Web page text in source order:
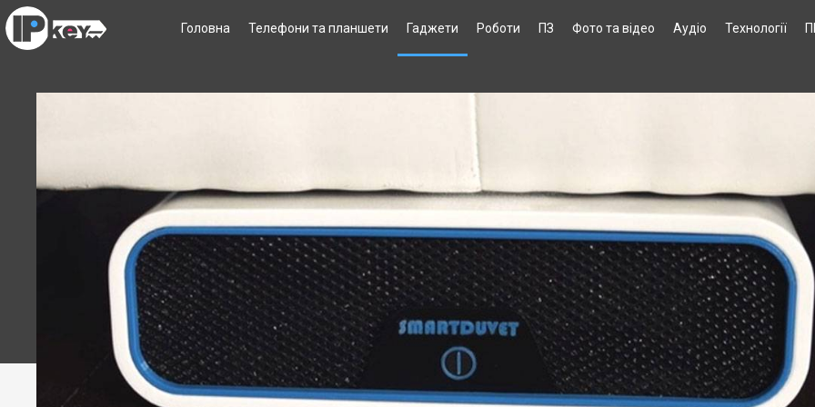
Головна Телефони та планшети Гаджети Роботи ПЗ Фото та відео Аудіо Технології